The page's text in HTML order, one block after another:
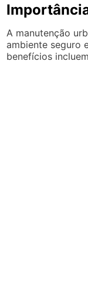
A manutenção
ambiente seguro
benefícios